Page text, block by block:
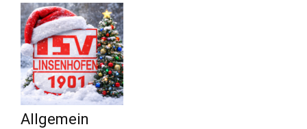
Allgemein